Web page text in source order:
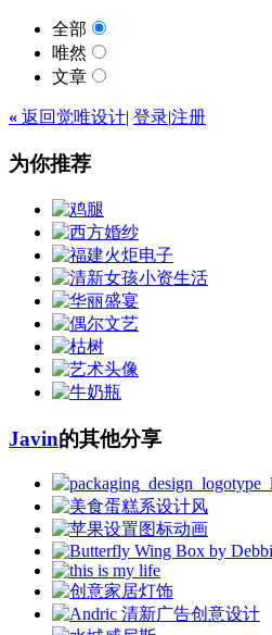
全部
唯然
文章
« 返回觉唯设计| 登录|注册
为你推荐
Javin的其他分享